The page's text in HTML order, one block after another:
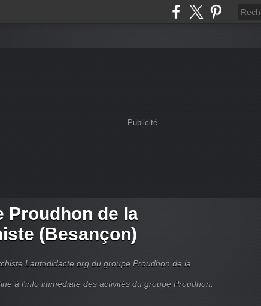
Publicité
Proudhon de la
(Besançon)
Lautodidacte.org du groupe Proudhon de la
à l'info immédiate des activités du groupe Proudhon.